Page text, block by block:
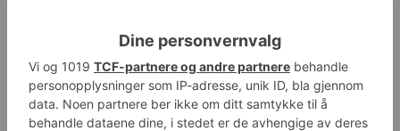
Bramley-Moore ligger